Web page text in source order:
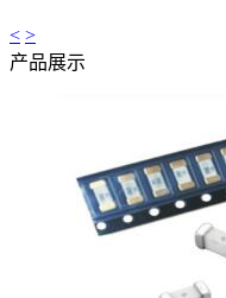
< >
产品展示